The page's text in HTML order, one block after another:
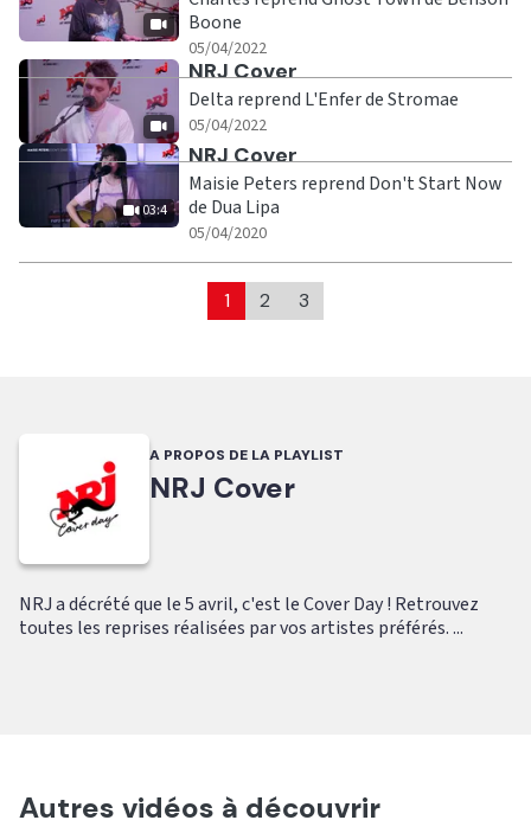
Boone
05/04/2022
Ecouter
NRJ Cover
Delta reprend L'Enfer de Stromae
05/04/2022
03:4
Ecouter
NRJ Cover
Maisie Peters reprend Don't Start Now
de Dua Lipa
05/04/2020
1 2 3
A PROPOS DE LA PLAYLIST
NRJ Cover
NRJ a décrété que le 5 avril, c'est le Cover Day ! Retrouvez
toutes les reprises réalisées par vos artistes préférés. ...
Autres vidéos à découvrir